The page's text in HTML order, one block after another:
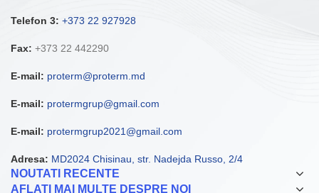
Telefon 3: +373 22 927928
Fax: +373 22 442290
E-mail: proterm@proterm.md
E-mail: protermgrup@gmail.com
E-mail: protermgrup2021@gmail.com
Adresa: MD2024 Chisinau, str. Nadejda Russo, 2/4
NOUTATI RECENTE
AFLATI MAI MULTE DESPRE NOI